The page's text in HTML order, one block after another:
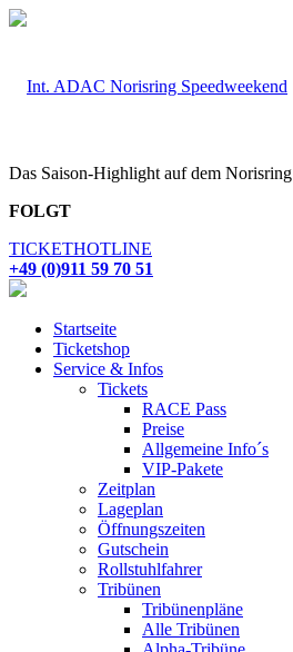
Das Saison-Highlight auf dem Norisring
FOLGT
TICKETHOTLINE
+49 (0)911 59 70 51
Startseite
Ticketshop
Service & Infos
Tickets
RACE Pass
Preise
Allgemeine Info´s
VIP-Pakete
Zeitplan
Lageplan
Öffnungszeiten
Gutschein
Rollstuhlfahrer
Tribünen
Tribünenpläne
Alle Tribünen